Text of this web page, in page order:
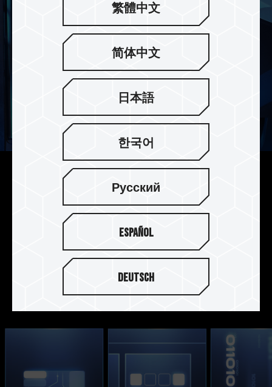
다양한 냉각 모듈 패키지로 요구
에 맞춰 선택 가능
초박형 그래핀 특허 히트 싱크 및 새로운 알루미늄
합금 히트 싱크를 제공하여, 두 종류의 서로 다른 히
트 싱크 모듈은 모두 PS5 콘솔 히트 싱크 사양에 부
합하며, 수요에 따라 장치에 가장 적합한 히트 싱크
繁體中文
简体中文
日本語
한국어
Русский
Español
Deutsch